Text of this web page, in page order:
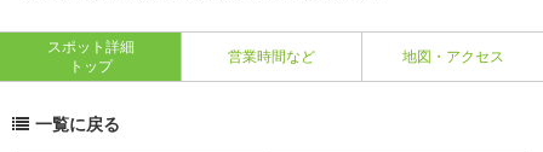
スポット詳細
トップ
営業時間など 地図・アクセス
一覧に戻る